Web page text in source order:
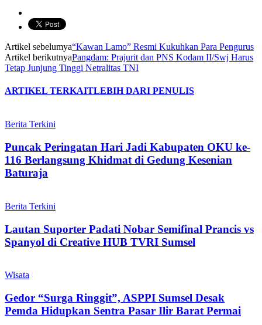
Artikel sebelumya“Kawan Lamo” Resmi Kukuhkan Para Pengurus
Artikel berikutnyaPangdam: Prajurit dan PNS Kodam II/Swj Harus
Tetap Junjung Tinggi Netralitas TNI
ARTIKEL TERKAITLEBIH DARI PENULIS
Berita Terkini
Puncak Peringatan Hari Jadi Kabupaten OKU ke-
116 Berlangsung Khidmat di Gedung Kesenian
Baturaja
Berita Terkini
Lautan Suporter Padati Nobar Semifinal Prancis vs
Spanyol di Creative HUB TVRI Sumsel
Wisata
‎Gedor “Surga Ringgit”, ASPPI Sumsel Desak
Pemda Hidupkan Sentra Pasar Ilir Barat Permai